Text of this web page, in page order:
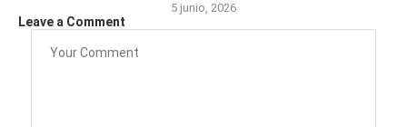
5 junio, 2026
Leave a Comment